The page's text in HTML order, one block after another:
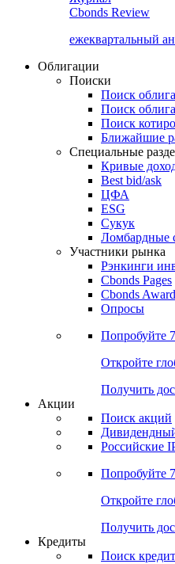
Cbonds Review
ежеквартальный
Облигации
Поиски
Поиск
Поиск
Поиск
Ближайшие
Специальные
Кривые
Best bid/ask
ЦФА
ESG
Сукук
Ломбардные
Участники рынка
Рэнкинги
Cbonds Pages
Cbonds
Опросы
Попробуйте
Откройте
Получить
Акции
Поиск акций
Российские
Попробуйте
Откройте
Получить
Кредиты
Поиск